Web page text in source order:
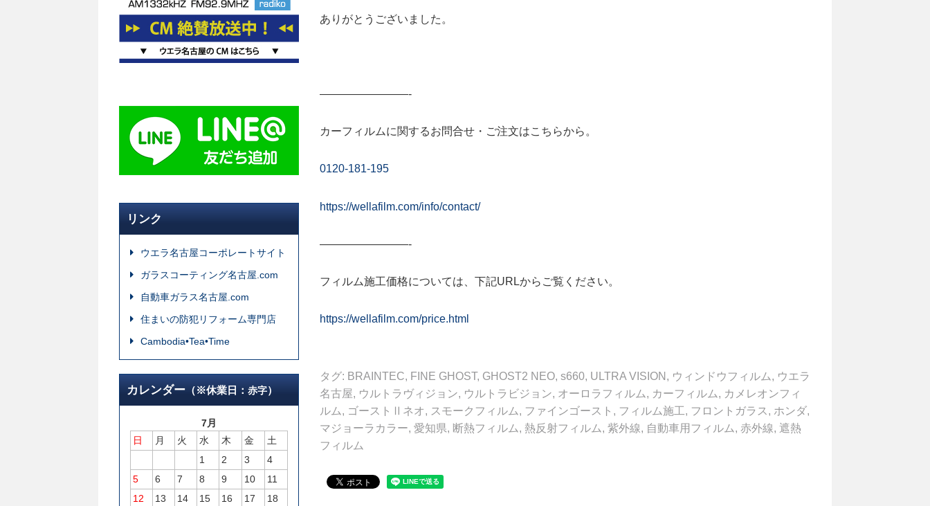
ありがとうございました。
————————-
カーフィルムに関するお問合せ・ご注文はこちらから。
0120-181-195
https://wellafilm.com/info/contact/
————————-
フィルム施工価格については、下記URLからご覧ください。
https://wellafilm.com/price.html
タグ: BRAINTEC, FINE GHOST, GHOST2 NEO, s660, ULTRA VISION , ウィンドウフィルム, ウエラ
名古屋, ウルトラヴィジョン, ウルトラビジョン, オーロラフィルム, カーフィルム, カメレオンフィ
ルム, ゴーストⅡネオ, スモークフィルム, ファインゴースト , フィルム施工, フロントガラス , ホンダ,
マジョーラカラー, 愛知県, 断熱フィルム, 熱反射フィルム, 紫外線, 自動車用フィルム, 赤外線, 遮熱
フィルム
リンク
ウエラ名古屋コーポレートサイト
ガラスコーティング名古屋.com
自動車ガラス名古屋.com
住まいの防犯リフォーム専門店
Cambodia•Tea•Time
カレンダー （※休業日： 赤字）
7月
日
月 火 水 木 金
土
1
2 3
4
5
6 7 8 9 10
11
12
13 14 15 16 17 18